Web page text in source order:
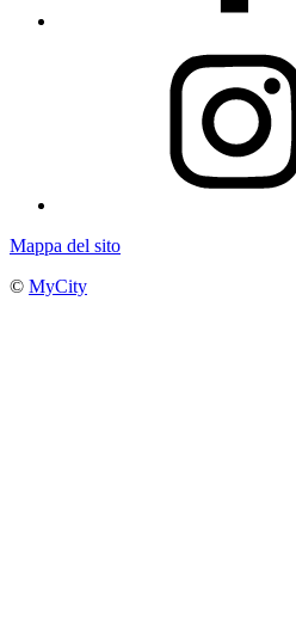
Mappa del sito
© MyCity